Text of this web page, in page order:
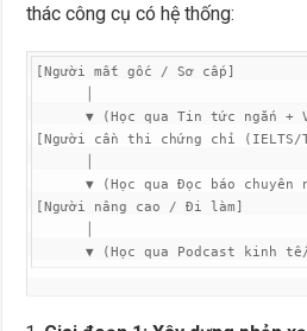
thác công cụ có hệ thống:
[Người mất gốc / Sơ cấp]
▼ (Học qua Tin tức ngắn +
[Người cần thi chứng chỉ (IELTS/
▼ (Học qua Đọc báo chuyên
[Người nâng cao / Đi làm]